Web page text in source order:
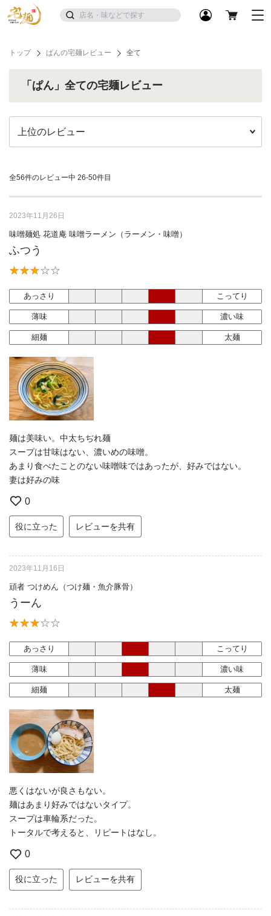
トップ ぱんの宅麺レビュー 全て
「ぱん」全ての宅麺レビュー
全56件のレビュー中 26-50件目
2023年11月26日
味噌麺処 花道庵 味噌ラーメン（ラーメン・味噌）
ふつう
あっさり こってり
薄味 濃い味
細麺 太麺
麺は美味い。中太ちぢれ麺
スープは甘味はない、濃いめの味噌。
あまり食べたことのない味噌味ではあったが、好みではない。
妻は好みの味
0
役に立った レビューを共有
2023年11月16日
頑者 つけめん（つけ麺・魚介豚骨）
うーん
あっさり こってり
薄味 濃い味
細麺 太麺
悪くはないが良さもない。
麺はあまり好みではないタイプ。
スープは車輪系だった。
トータルで考えると、リピートはなし。
0
役に立った レビューを共有